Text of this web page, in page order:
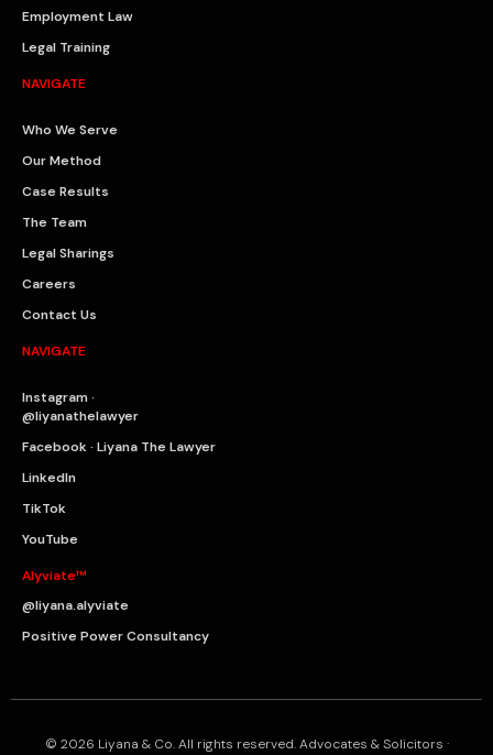
Employment Law
Legal Training
NAVIGATE
Who We Serve
Our Method
Case Results
The Team
Legal Sharings
Careers
Contact Us
NAVIGATE
Instagram ·
@liyanathelawyer
Facebook · Liyana The Lawyer
LinkedIn
TikTok
YouTube
Alyviate™
@liyana.alyviate
Positive Power Consultancy
© 2026 Liyana & Co. All rights reserved. Advocates & Solicitors ·